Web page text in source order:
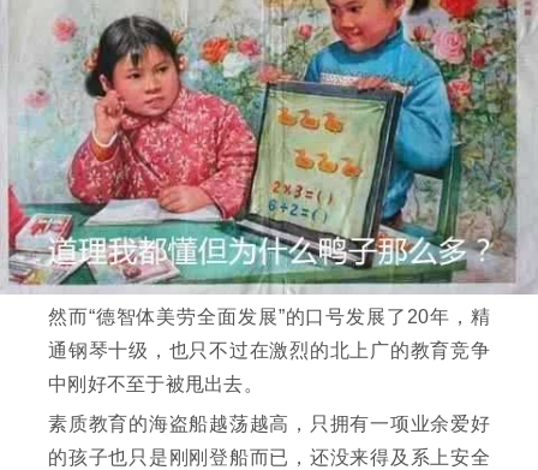
然而“德智体美劳全面发展”的口号发展了20年，精
通钢琴十级，也只不过在激烈的北上广的教育竞争
中刚好不至于被甩出去。
素质教育的海盗船越荡越高，只拥有一项业余爱好
的孩子也只是刚刚登船而已，还没来得及系上安全